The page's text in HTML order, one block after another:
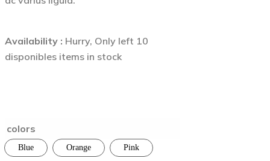
Availability : Hurry, Only left 10
disponibles items in stock
desde
108.95$
colors
Blue Orange Pink